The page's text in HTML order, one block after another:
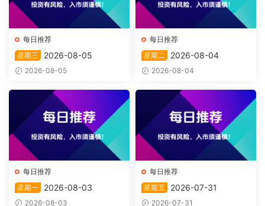
每日推荐
星期三
2026-08-05
2026-08-05
每日推荐
星期二
2026-08-04
2026-08-04
每日推荐
星期一
2026-08-03
2026-08-03
每日推荐
星期五
2026-07-31
2026-07-31